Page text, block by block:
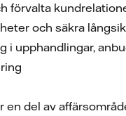
förvalta
och säkra
i upphandlingar,
en del av